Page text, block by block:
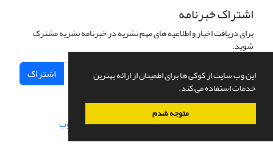
این وب سایت از کوکی ها برای اطمینان از ارائه بهترین
خدمات استفاده می کند.
متوجه شدم
اشتراک خبرنامه
برای دریافت اخبار و اطلاعیه های مهم نشریه در خبرنامه نشریه مشترک
شوید.
اشتراک
سامانه مدیریت نشریات علمی.طراحی و پیاده سازی از سیناوب